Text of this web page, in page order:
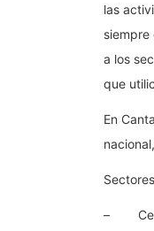
las
a los
que
En
–